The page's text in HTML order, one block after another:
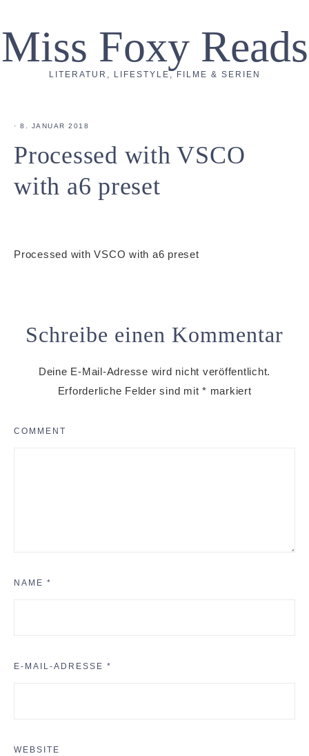
Miss Foxy Reads
LITERATUR, LIFESTYLE, FILME & SERIEN
· 8. JANUAR 2018
Processed with VSCO
with a6 preset
Processed with VSCO with a6 preset
Schreibe einen Kommentar
Deine E-Mail-Adresse wird nicht veröffentlicht.
Erforderliche Felder sind mit * markiert
COMMENT
NAME *
E-MAIL-ADRESSE *
WEBSITE